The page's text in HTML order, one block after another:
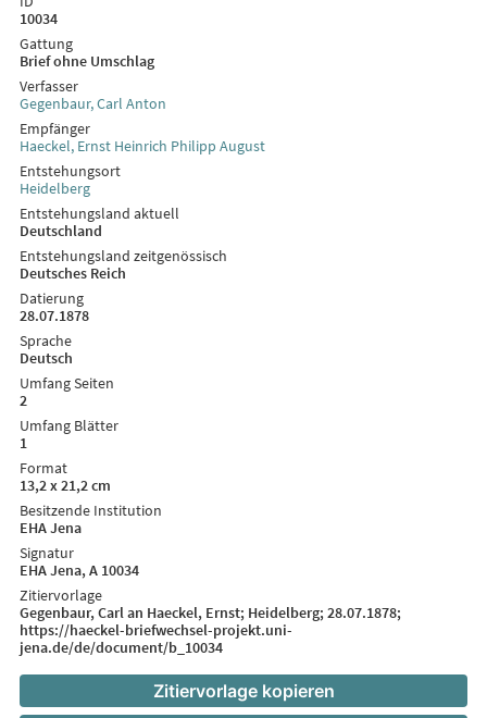
10034
Gattung
Brief ohne Umschlag
Verfasser
Gegenbaur, Carl Anton
Empfänger
Haeckel, Ernst Heinrich Philipp August
Entstehungsort
Heidelberg
Entstehungsland aktuell
Deutschland
Entstehungsland zeitgenössisch
Deutsches Reich
Datierung
28.07.1878
Sprache
Deutsch
Umfang Seiten
2
Umfang Blätter
1
Format
13,2 x 21,2 cm
Besitzende Institution
EHA Jena
Signatur
EHA Jena, A 10034
Zitiervorlage
Gegenbaur, Carl an Haeckel, Ernst; Heidelberg; 28.07.1878;
https://haeckel-briefwechsel-projekt.uni-
jena.de/de/document/b_10034
Zitiervorlage kopieren